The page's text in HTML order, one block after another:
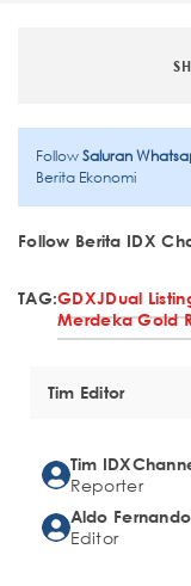
FollowSaluran
Berita Ekonomi
Follow Berita IDX
TAG:GDXJDual
Merdeka Gold
Tim Editor
Tim
Reporter
Aldo Fernando
Editor